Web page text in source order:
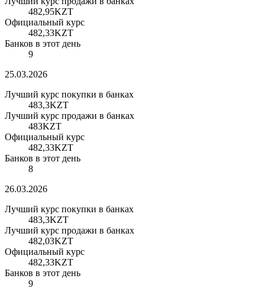
482,95KZT
Официальный курс
482,33KZT
Банков в этот день
9
25.03.2026
Лучший курс покупки в банках
483,3KZT
Лучший курс продажи в банках
483KZT
Официальный курс
482,33KZT
Банков в этот день
8
26.03.2026
Лучший курс покупки в банках
483,3KZT
Лучший курс продажи в банках
482,03KZT
Официальный курс
482,33KZT
Банков в этот день
9